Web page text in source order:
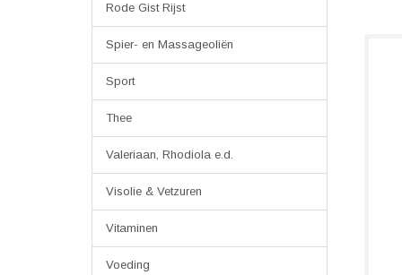
Rode Gist Rijst
Spier- en Massageoliën
Sport
Thee
Valeriaan, Rhodiola e.d.
Visolie & Vetzuren
Vitaminen
Voeding